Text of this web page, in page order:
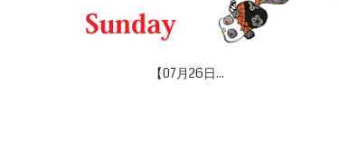
【07月26日...